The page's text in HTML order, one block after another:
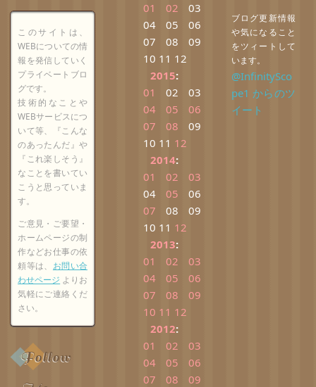
このサイトは、
WEBについての情
報を発信していく
プライベートブロ
グです。
技術的なことや
WEBサービスにつ
いて等、『こんな
のあったんだ』や
『これ楽しそう』
なことを書いてい
こうと思っていま
す。
ご意見・ご要望・
ホームページの制
作などお仕事の依
頼等は、 お問い合
わせページ よりお
気軽にご連絡くだ
さい。
Follow
01
02
03
04
05
06
07
08
09
10 11 12
2015:
01
02
03
04
05
06
07
08
09
10 11 12
2014:
01
02
03
04
05
06
07
08
09
10 11 12
2013:
01
02
03
04
05
06
07
08
09
10 11 12
2012:
01
02
03
04
05
06
07
08 09
ブログ更新情報
や気になること
をツィートして
います。
@InfinitySco
pe1 からのツ
イート